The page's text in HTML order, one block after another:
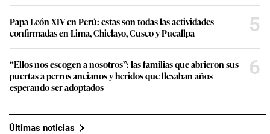
Papa León XIV en Perú: estas son todas las actividades
confirmadas en Lima, Chiclayo, Cusco y Pucallpa
5
“Ellos nos escogen a nosotros”: las familias que abrieron sus
puertas a perros ancianos y heridos que llevaban años
esperando ser adoptados
6
Últimas noticias